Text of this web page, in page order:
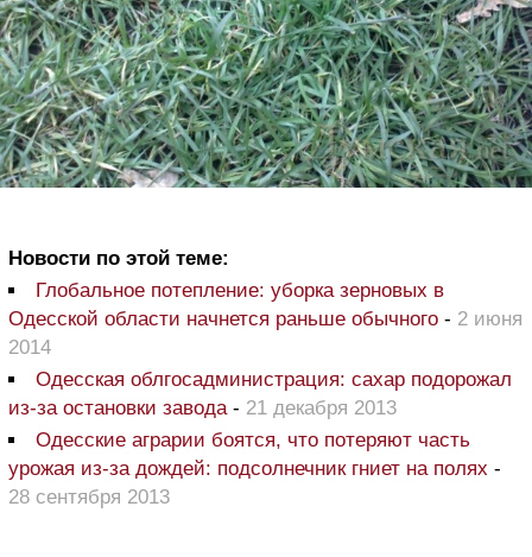
Новости по этой теме:
Глобальное потепление: уборка зерновых в
Одесской области начнется раньше обычного - 2 июня
2014
Одесская облгосадминистрация: сахар подорожал
из-за остановки завода - 21 декабря 2013
Одесские аграрии боятся, что потеряют часть
урожая из-за дождей: подсолнечник гниет на полях -
28 сентября 2013